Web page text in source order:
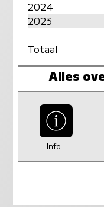
2024
2023
Totaal
Alles
Info